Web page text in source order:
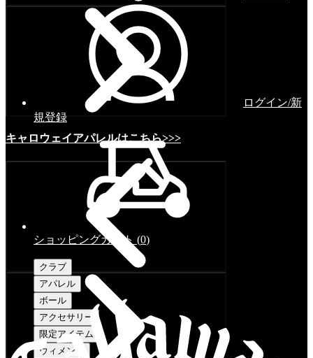
キャロウェイアパレルはこちら>>>
ログイン/新
規登録
ショッピングカート (0)
クラブ
アパレル
ボール
アクセサリー
限定アイテム
ウィメンズ